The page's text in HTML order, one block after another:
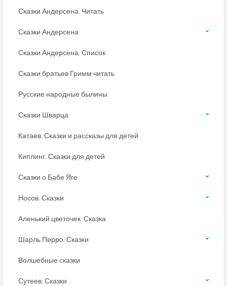
Сказки Андерсена. Читать
Сказки Андерсена
Сказки Андерсена. Список
Сказки братьев Гримм читать
Русские народные былины
Сказки Шварца
Катаев. Сказки и рассказы для детей
Киплинг. Сказки для детей
Сказки о Бабе Яге
Носов. Сказки
Аленький цветочек. Сказка
Шарль Перро. Сказки
Волшебные сказки
Сутеев. Сказки